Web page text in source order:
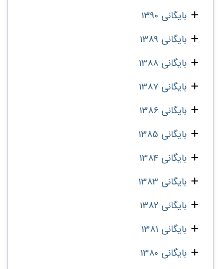
بایگانی 1390
بایگانی 1389
بایگانی 1388
بایگانی 1387
بایگانی 1386
بایگانی 1385
بایگانی 1384
بایگانی 1383
بایگانی 1382
بایگانی 1381
بایگانی 1380